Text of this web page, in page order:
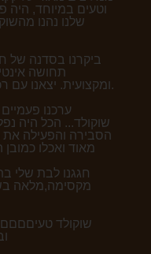
וטעים במיוחד, היה
שלנו נהנו
ביקרנו בסדנה של
תחושה
ומקצועית. יצאנו עם רכוש גדול והילדים היו מרוצים מאד.
ערכנו
שוקולד... הכל היה
הסבירה והפעילה את
מאוד ואכלו
מקסימה,מלאה
שוקולד